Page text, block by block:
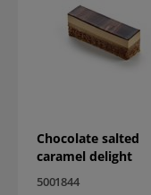
Chocolate salted
caramel delight
5001844